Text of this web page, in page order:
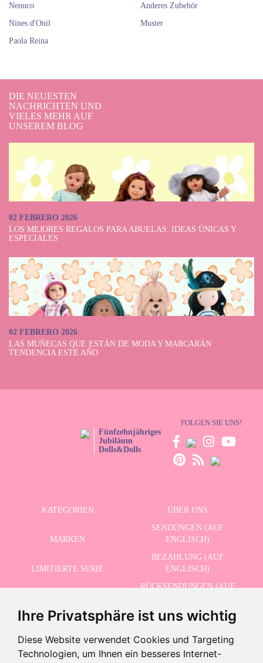
Ihre Privatsphäre ist uns wichtig
Diese Website verwendet Cookies und Targeting
Technologien, um Ihnen ein besseres Internet-
Nenuco
Nines d'Onil
Paola Reina
Anderes Zubehör
Muster
DIE NEUESTEN
NACHRICHTEN UND
VIELES MEHR AUF
UNSEREM BLOG
02 FEBRERO 2026
LOS MEJORES REGALOS PARA ABUELAS: IDEAS ÚNICAS Y
ESPECIALES
02 FEBRERO 2026
LAS MUÑECAS QUE ESTÁN DE MODA Y MARCARÁN
TENDENCIA ESTE AÑO
Fünfzehnjähriges
Jubiläum
Dolls&Dolls
FOLGEN SIE UNS!
KATEGORIEN ÜBER UNS
MARKEN
SENDUNGEN (AUF
ENGLISCH)
LIMITIERTE SERIE
BEZAHLUNG (AUF
ENGLISCH)
RÜCKSENDUNGEN (AUF
SCHLUSSVERKAUF
KONTAKT
ERHALTEN SIE UNSERE NEUESTEN NACHRICHTEN AUF ENGLISCH